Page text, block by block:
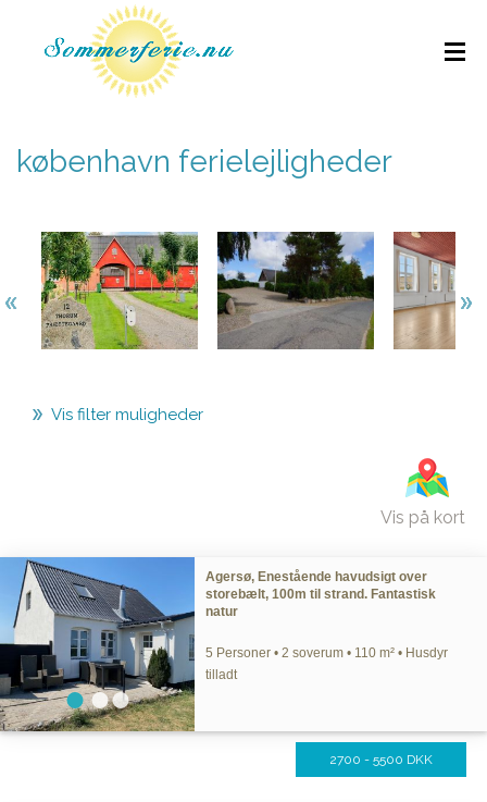
københavn ferielejligheder
Vis filter muligheder
Vis på kort
Agersø, Enestående havudsigt over
storebælt, 100m til strand. Fantastisk
natur
5 Personer • 2 soverum • 110 m² • Husdyr
tilladt
2700 - 5500 DKK